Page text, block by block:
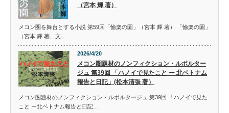
（宮本 輝 著）
メコン圏を舞台とする小説 第59回「愉楽の園」（宮本 輝 著） 「愉楽の園」
（宮本 輝 著、文…
2026/4/20
メコン圏題材のノンフィクション・ルポルター
ジュ 第39回 「ハノイで見たこと ー 北ベトナム
報告と日記」(松本清張 著）
メコン圏題材のノンフィクション・ルポルタージュ 第39回 「ハノイで見た
こと ー北ベトナム報告と日記…